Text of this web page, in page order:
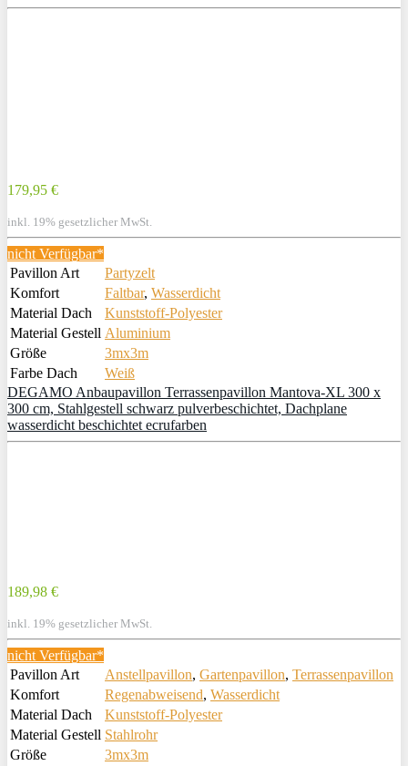
179,95 €
inkl. 19% gesetzlicher MwSt.
nicht Verfügbar*
Pavillon Art
Partyzelt
Komfort
Faltbar, Wasserdicht
Material Dach
Kunststoff-Polyester
Material Gestell Aluminium
Größe
3mx3m
Farbe Dach
Weiß
DEGAMO Anbaupavillon Terrassenpavillon Mantova-XL 300 x
300 cm, Stahlgestell schwarz pulverbeschichtet, Dachplane
wasserdicht beschichtet ecrufarben
189,98 €
inkl. 19% gesetzlicher MwSt.
nicht Verfügbar*
Pavillon Art
Anstellpavillon, Gartenpavillon, Terrassenpavillon
Komfort
Regenabweisend, Wasserdicht
Material Dach
Kunststoff-Polyester
Material Gestell Stahlrohr
Größe
3mx3m